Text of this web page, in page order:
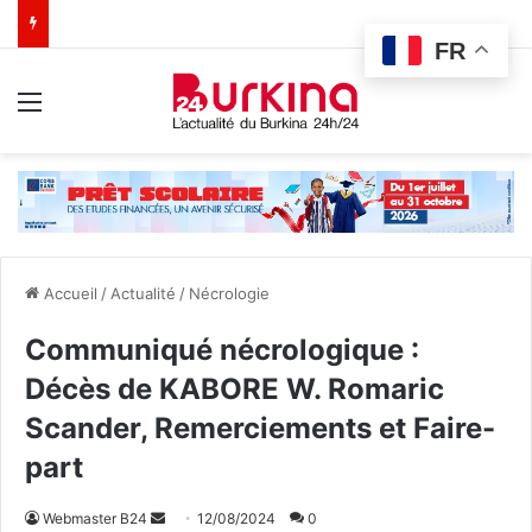
Accueil / Actualité / Nécrologie
Communiqué nécrologique :
Décès de KABORE W. Romaric
Scander, Remerciements et Faire-
part
Webmaster B24 12/08/2024 0
FR